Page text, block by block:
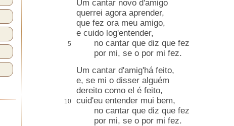
Um cantar novo d'amigo
querrei agora aprender,
que fez ora meu amigo,
e cuido log'entender,
5
no cantar que diz que fez
por mi, se o por mi fez.
Um cantar d'amig'há feito,
e, se mi o disser alguém
dereito como el é feito,
10
cuid'eu entender mui bem,
no cantar que diz que fez
por mi, se o por mi fez.